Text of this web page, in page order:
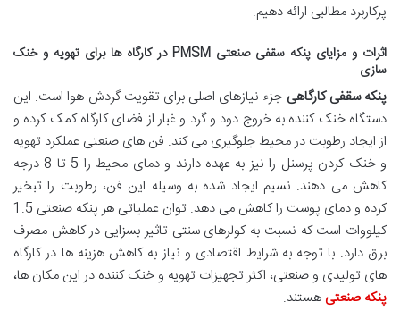
پرکاربرد مطالبی ارائه دهیم.
اثرات و مزایای پنکه سقفی صنعتی PMSM در کارگاه ها برای تهویه و خنک
سازی
پنکه سقفی کارگاهی جزء نیازهای اصلی برای تقویت گردش هوا است. این
دستگاه خنک کننده به خروج دود و گرد و غبار از فضای کارگاه کمک کرده و
از ایجاد رطوبت در محیط جلوگیری می کند. فن های صنعتی عملکرد تهویه
و خنک کردن پرسنل را نیز به عهده دارند و دمای محیط را 5 تا 8 درجه
کاهش می دهند. نسیم ایجاد شده به وسیله این فن، رطوبت را تبخیر
کرده و دمای پوست را کاهش می دهد. توان عملیاتی هر پنکه صنعتی 1.5
کیلووات است که نسبت به کولرهای سنتی تاثیر بسزایی در کاهش مصرف
برق دارد. با توجه به شرایط اقتصادی و نیاز به کاهش هزینه ها در کارگاه
های تولیدی و صنعتی، اکثر تجهیزات تهویه و خنک کننده در این مکان ها،
پنکه صنعتی هستند.